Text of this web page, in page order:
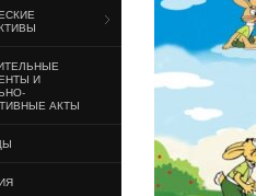
И
АКТЫ